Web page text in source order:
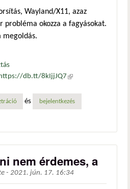
Wayland/X11, azaz
okozza a fagyásokat.
megoldás.
db.tt/8kIjjJQ7 (külső
és bejelentkezés
nem érdemes, a
- 2021. jún. 17. 16:34